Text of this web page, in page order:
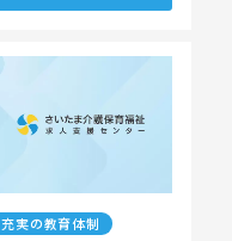
充実の教育体制